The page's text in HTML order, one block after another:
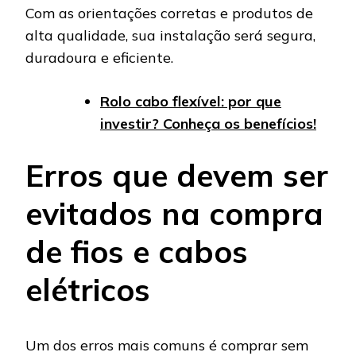
Com as orientações corretas e produtos de
alta qualidade, sua instalação será segura,
duradoura e eficiente.
Rolo cabo flexível: por que
investir? Conheça os benefícios!
Erros que devem ser
evitados na compra
de fios e cabos
elétricos
Um dos erros mais comuns é comprar sem